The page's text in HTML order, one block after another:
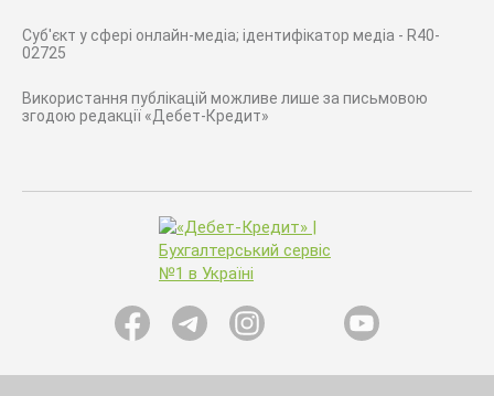
Суб'єкт у сфері онлайн-медіа; ідентифікатор медіа - R40-
02725
Використання публікацій можливе лише за письмовою
згодою редакції «Дебет-Кредит»